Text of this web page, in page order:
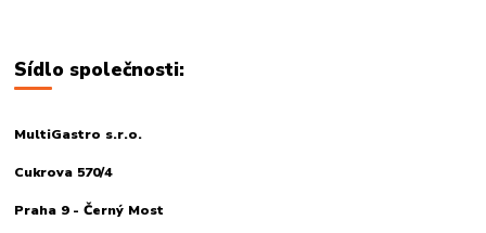
Sídlo společnosti:
MultiGastro s.r.o.
Cukrova 570/4
Praha 9 - Černý Most